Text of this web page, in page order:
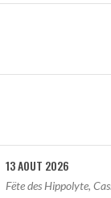
13 AOUT 2026
Fëte des Hippolyte,